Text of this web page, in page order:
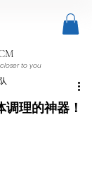
to you
理的神器！